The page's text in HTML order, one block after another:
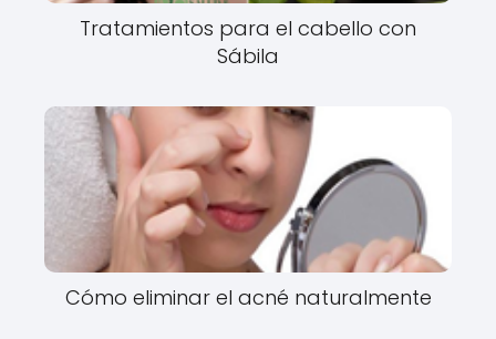
Tratamientos para el cabello con
Sábila
Cómo eliminar el acné naturalmente